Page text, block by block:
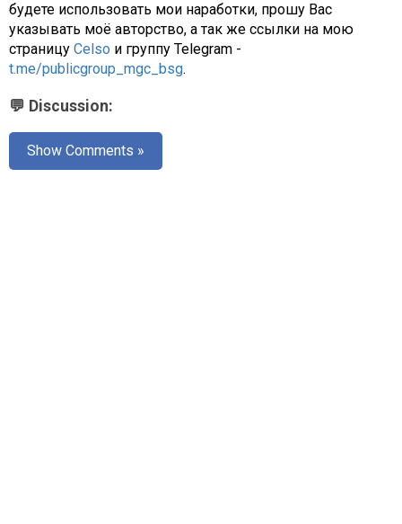
будете использовать мои наработки, прошу Вас
указывать моё авторство, а так же ссылки на мою
страницу Celso и группу Telegram -
t.me/publicgroup_mgc_bsg.
💬 Discussion:
Show Comments »